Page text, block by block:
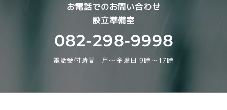
お電話でのお問い合わせ
設立準備室
082-298-9998
電話受付時間 月～金曜日 9時～17時